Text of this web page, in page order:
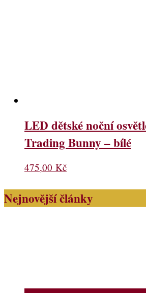
LED dětské noční
Trading Bunny – bílé
475,00 Kč
Nejnovější články